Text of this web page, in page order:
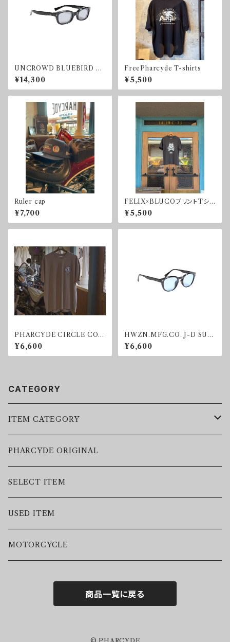
UNCROWD BLUEBIRD SU
NGLASS SMOKE
¥14,300
FreePharcyde T-shirts
¥5,500
Ruler cap
¥7,700
FELIX×BLUCOプリントTシャ
ツ "FELIX THE CAT"
¥5,500
PHARCYDE CIRCLE COL
OR ver. T-shirt
¥6,600
HWZN.MFG.CO. J-D SUN
GLASS BLUE
¥6,600
CATEGORY
ITEM CATEGORY
LEATHER JACKET
JACKET
VEST
SWEAT
PHARCYDE ORIGINAL
SELECT ITEM
USED ITEM
MOTORCYCLE
商品一覧に戻る